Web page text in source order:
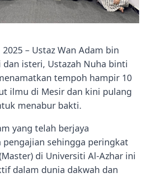
– Ustaz Wan Adam bin
dan isteri, Ustazah Nuha binti
tempoh hampir 10
ilmu di Mesir dan kini pulang
menabur bakti.
yang telah berjaya
pengajian sehingga peringkat
di Universiti Al-Azhar ini
dalam dunia dakwah dan